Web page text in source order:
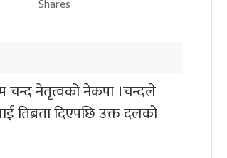
Shares
चन्द नेतृत्वको नेकपा ।चन्दले
तिब्रता दिएपछि उक्त दलको